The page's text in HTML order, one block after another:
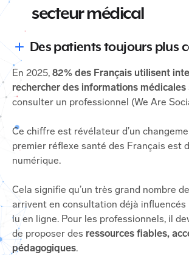
secteur médical
Des patients toujours plus
En 2025, 82% des Français utilisent
rechercher des informations médicales
consulter un professionnel (We Are
Ce chiffre est révélateur d’un
premier réflexe santé des Français est
numérique.
Cela signifie qu’un très grand nombre
arrivent en consultation déjà influencés
lu en ligne. Pour les professionnels, il
de proposer des ressources fiables,
pédagogiques.